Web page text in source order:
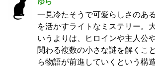
一見冷たそうで可愛らしさのあ
を活かすライトなミステリー。
いうよりは、ヒロインや主人公
関わる複数の小さな謎を解くこ
ら物語が前進していくという構